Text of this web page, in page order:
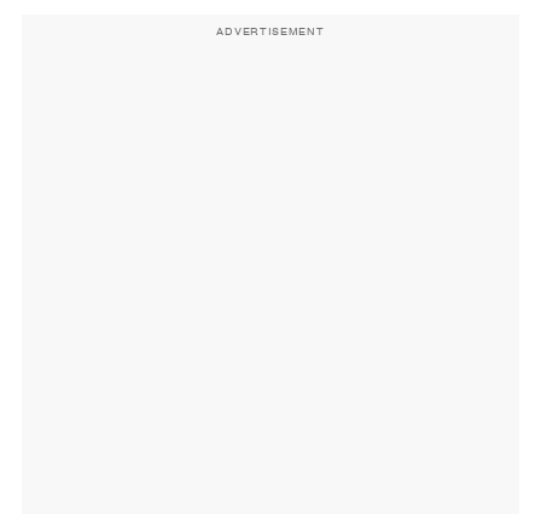
ADVERTISEMENT